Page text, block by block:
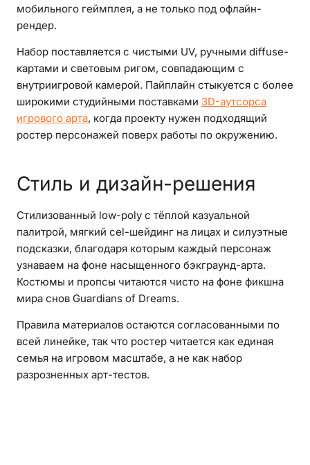
мобильного геймплея, а не только под офлайн-
рендер.
Набор поставляется с чистыми UV, ручными diffuse-
картами и световым ригом, совпадающим с
внутриигровой камерой. Пайплайн стыкуется с более
широкими студийными поставками 3D-аутсорса
игрового арта, когда проекту нужен подходящий
ростер персонажей поверх работы по окружению.
Стиль и дизайн-решения
Стилизованный low-poly с тёплой казуальной
палитрой, мягкий cel-шейдинг на лицах и силуэтные
подсказки, благодаря которым каждый персонаж
узнаваем на фоне насыщенного бэкграунд-арта.
Костюмы и пропсы читаются чисто на фоне фикшна
мира снов Guardians of Dreams.
Правила материалов остаются согласованными по
всей линейке, так что ростер читается как единая
семья на игровом масштабе, а не как набор
разрозненных арт-тестов.